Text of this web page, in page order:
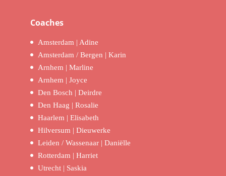
Coaches
Amsterdam | Adine
Amsterdam / Bergen | Karin
Arnhem | Marline
Arnhem | Joyce
Den Bosch | Deirdre
Den Haag | Rosalie
Haarlem | Elisabeth
Hilversum | Dieuwerke
Leiden / Wassenaar | Daniëlle
Rotterdam | Harriet
Utrecht | Saskia